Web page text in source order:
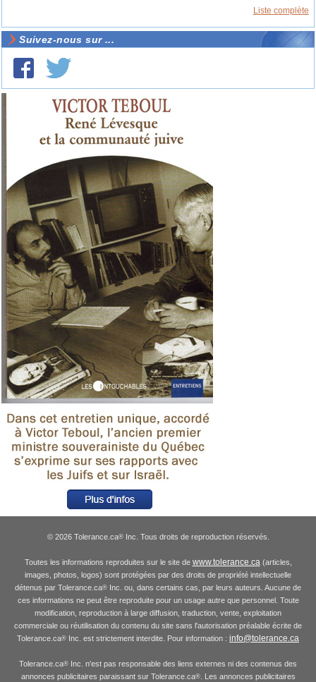
Liste complète
Suivez-nous sur ...
© 2026 Tolerance.ca®Inc. Tous droits de reproduction réservés.
Toutes les informations reproduites sur le site de www.tolerance.ca(articles,
images, photos, logos) sont protégées par des droits de propriété intellectuelle
détenus par Tolerance.ca® Inc. ou, dans certains cas, par leurs auteurs. Aucune de
ces informations ne peut être reproduite pour un usage autre que personnel. Toute
modification, reproduction à large diffusion, traduction, vente, exploitation
commerciale ou réutilisation du contenu du site sans l'autorisation préalable écrite de
Tolerance.ca® Inc. est strictement interdite. Pour information : info@tolerance.ca
Tolerance.ca® Inc. n'est pas responsable des liens externes ni des contenus des
annonces publicitaires paraissant sur Tolerance.ca®. Les annonces publicitaires